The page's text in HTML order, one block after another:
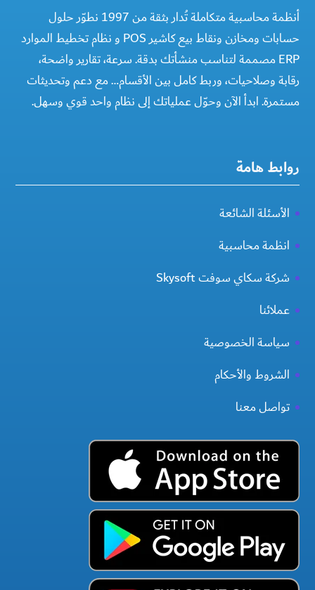
أنظمة محاسبية متكاملة تُدار بثقة من 1997 نطوّر حلول
حسابات ومخازن ونقاط بيع كاشير POS و نظام تخطيط الموارد
ERP مصممة لتناسب منشأتك بدقة. سرعة، تقارير واضحة،
رقابة وصلاحيات، وربط كامل بين الأقسام… مع دعم وتحديثات
مستمرة. ابدأ الآن وحوّل عملياتك إلى نظام واحد قوي وسهل.
روابط هامة
الأسئلة الشائعة
انظمة محاسبية
شركة سكاي سوفت Skysoft
عملائنا
سياسة الخصوصية
الشروط والأحكام
تواصل معنا